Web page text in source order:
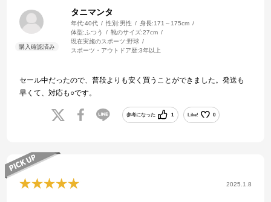
タニマンタ
年代:40代 性別:男性 身長:171～175cm
体型:ふつう 靴のサイズ:27cm
現在実施のスポーツ:野球
スポーツ・アウトドア歴:3年以上
セール中だったので、普段よりも安く買うことができました。発送も
早くて、対応も○です。
参考になった 1 Like! 0
2025.1.8